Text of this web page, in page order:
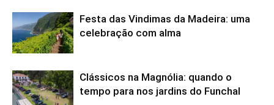
Festa das Vindimas da Madeira: uma
celebração com alma
Clássicos na Magnólia: quando o
tempo para nos jardins do Funchal